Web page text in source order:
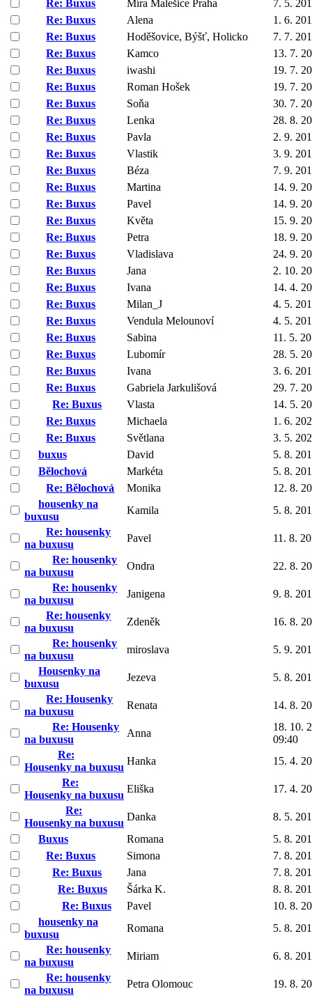
Re: Buxus
Míra Malešice Praha
7. 5.
Re: Buxus
Alena
1. 6.
Re: Buxus
Hoděšovice, Býšť, Holicko
7. 7.
Re: Buxus
Kamco
13. 7.
Re: Buxus
iwashi
19. 7.
Re: Buxus
Roman Hošek
19. 7.
Re: Buxus
Soňa
30. 7.
Re: Buxus
Lenka
28. 8.
Re: Buxus
Pavla
2. 9.
Re: Buxus
Vlastik
3. 9.
Re: Buxus
Béza
7. 9.
Re: Buxus
Martina
14. 9.
Re: Buxus
Pavel
14. 9.
Re: Buxus
Květa
15. 9.
Re: Buxus
Petra
18. 9.
Re: Buxus
Vladislava
24. 9.
Re: Buxus
Jana
2. 10.
Re: Buxus
Ivana
14. 4.
Re: Buxus
Milan_J
4. 5.
Re: Buxus
Vendula Melounoví
4. 5.
Re: Buxus
Sabina
11. 5.
Re: Buxus
Lubomír
28. 5.
Re: Buxus
Ivana
3. 6.
Re: Buxus
Gabriela Jarkulišová
29. 7.
Re: Buxus
Vlasta
14. 5.
Re: Buxus
Michaela
1. 6.
Re: Buxus
Světlana
3. 5.
buxus
David
5. 8.
Bělochová
Markéta
5. 8.
Re: Bělochová
Monika
12. 8.
housenky na
buxusu
Kamila
5. 8.
Re: housenky
na buxusu
Pavel
11. 8.
Re: housenky
na buxusu
Ondra
22. 8.
Re: housenky
na buxusu
Janigena
9. 8.
Re: housenky
na buxusu
Zdeněk
16. 8.
Re: housenky
na buxusu
miroslava
5. 9.
Housenky na
buxusu
Jezeva
5. 8.
Re: Housenky
na buxusu
Renata
14. 8.
Re: Housenky
na buxusu
Anna
18. 10.
09:40
Re:
Housenky na buxusu
Hanka
15. 4.
Re:
Housenky na buxusu
Eliška
17. 4.
Re:
Housenky na buxusu
Danka
8. 5.
Buxus
Romana
5. 8.
Re: Buxus
Simona
7. 8.
Re: Buxus
Jana
7. 8.
Re: Buxus
Šárka K.
8. 8.
Re: Buxus
Pavel
10. 8.
housenky na
buxusu
Romana
5. 8.
Re: housenky
na buxusu
Miriam
6. 8.
Re: housenky
na buxusu
Petra Olomouc
19. 8.